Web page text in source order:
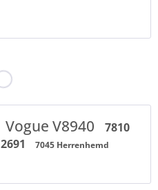
Vogue V8940
7810
2691
7045 Herrenhemd